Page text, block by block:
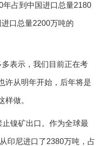
年占到中国进口总量2180
口总量2200万吨的
表示，我们目前正在考
许从明年开始，后年将是
样做。
镍矿出口。作为全球最
印尼进口了2380万吨，占